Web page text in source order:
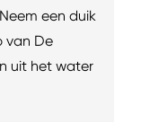
een duik
van De
uit het water